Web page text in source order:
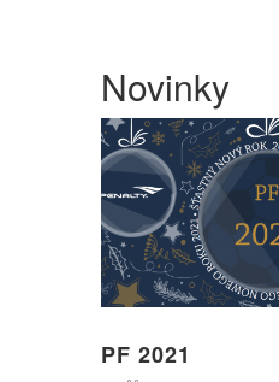
Novinky
PF 2021